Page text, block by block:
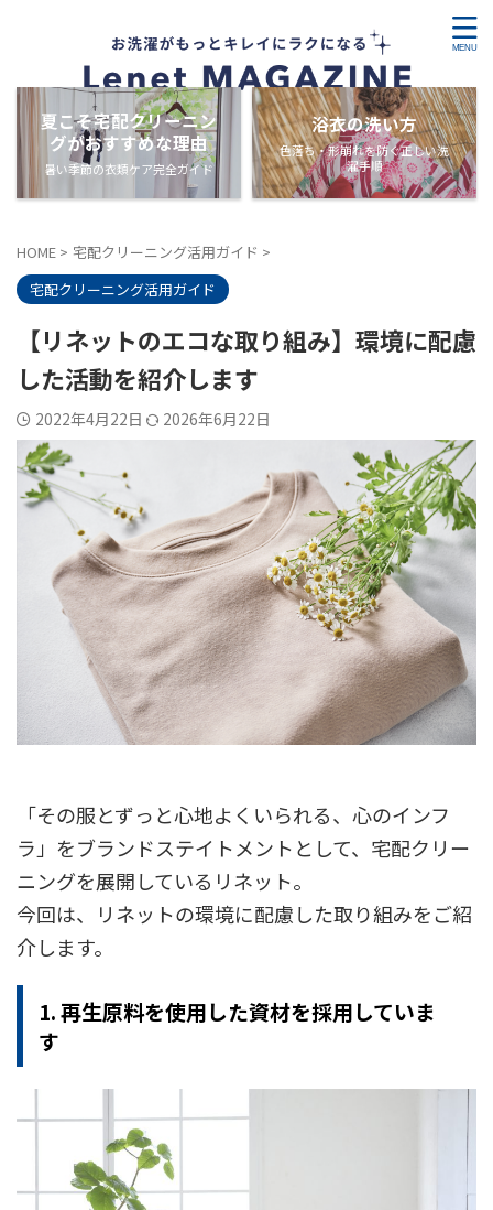
夏こそ宅配クリーニン
グがおすすめな理由
暑い季節の衣類ケア完全ガイド
浴衣の洗い方
色落ち・形崩れを防ぐ正しい洗
濯手順
HOME > 宅配クリーニング活用ガイド >
宅配クリーニング活用ガイド
【リネットのエコな取り組み】環境に配慮
した活動を紹介します
2022年4月22日 2026年6月22日
「その服とずっと心地よくいられる、心のインフ
ラ」をブランドステイトメントとして、宅配クリー
ニングを展開しているリネット。
今回は、リネットの環境に配慮した取り組みをご紹
介します。
1. 再生原料を使用した資材を採用していま
す